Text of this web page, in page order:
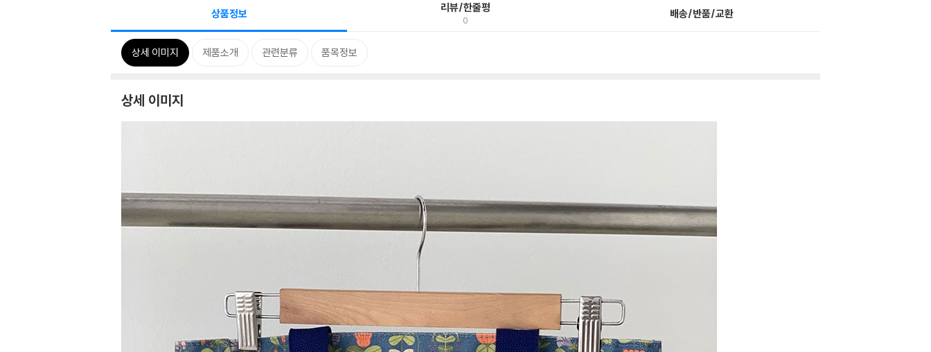
상품정보 리뷰/한줄평
0 배송/반품/교환
상세 이미지 제품소개 관련분류 품목정보
상세 이미지